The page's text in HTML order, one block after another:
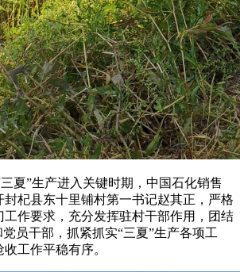
夏”生产进入关键时期，中国石化销售
杞县东十里铺村第一书记赵其正，严格
工作要求，充分发挥驻村干部作用，团结
员干部，抓紧抓实“三夏”生产各项工
工作平稳有序。